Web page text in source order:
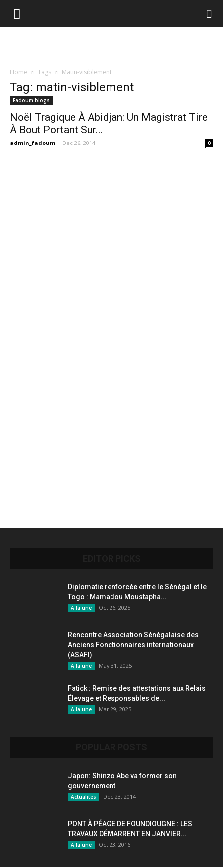
Home Tags Matin-visiblement
Tag: matin-visiblement
Fadoum blogs
Noël Tragique À Abidjan: Un Magistrat Tire
À Bout Portant Sur...
admin_fadoum - Dec 26, 2014 0
Diplomatie renforcée entre le Sénégal et le
Togo : Mamadou Moustapha...
A la une Oct 26, 2025
Rencontre Association Sénégalaise des
Anciens Fonctionnaires internationaux
(ASAFI)
A la une May 31, 2025
Fatick : Remise des attestations aux Relais
Élevage et Responsables de...
A la une Mar 29, 2025
Japon: Shinzo Abe va former son
gouvernement
Actualites Dec 23, 2014
PONT À PÉAGE DE FOUNDIOUGNE : LES
TRAVAUX DÉMARRENT EN JANVIER...
A la une Oct 23, 2016